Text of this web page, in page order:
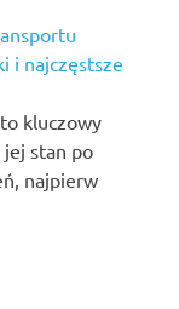
i najczęstsze
kluczowy
jej stan po
najpierw